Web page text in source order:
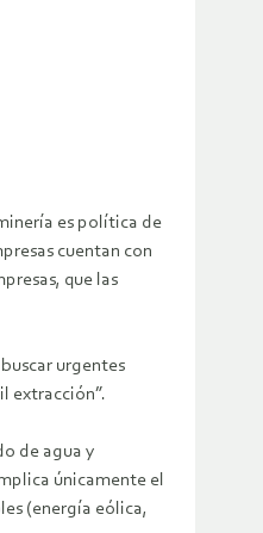
es política de
cuentan con
que las
urgentes
extracción”.
de agua y
únicamente el
(energía eólica,